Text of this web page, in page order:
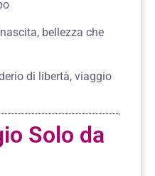
bellezza che
di libertà, viaggio
Solo da